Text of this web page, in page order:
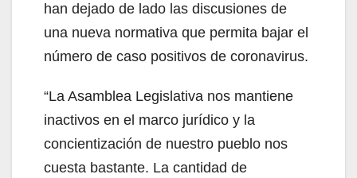
han dejado de lado las discusiones de
una nueva normativa que permita bajar el
número de caso positivos de coronavirus.
“La Asamblea Legislativa nos mantiene
inactivos en el marco jurídico y la
concientización de nuestro pueblo nos
cuesta bastante. La cantidad de